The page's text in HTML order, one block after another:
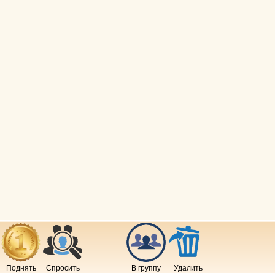
Поднять Спросить В группу
Удалить